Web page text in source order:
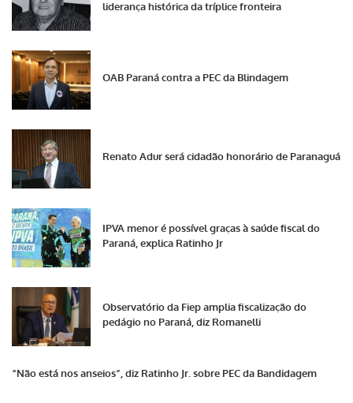
liderança histórica da tríplice fronteira
OAB Paraná contra a PEC da Blindagem
Renato Adur será cidadão honorário de Paranaguá
IPVA menor é possível graças à saúde fiscal do
Paraná, explica Ratinho Jr
Observatório da Fiep amplia fiscalização do
pedágio no Paraná, diz Romanelli
“Não está nos anseios”, diz Ratinho Jr. sobre PEC da Bandidagem